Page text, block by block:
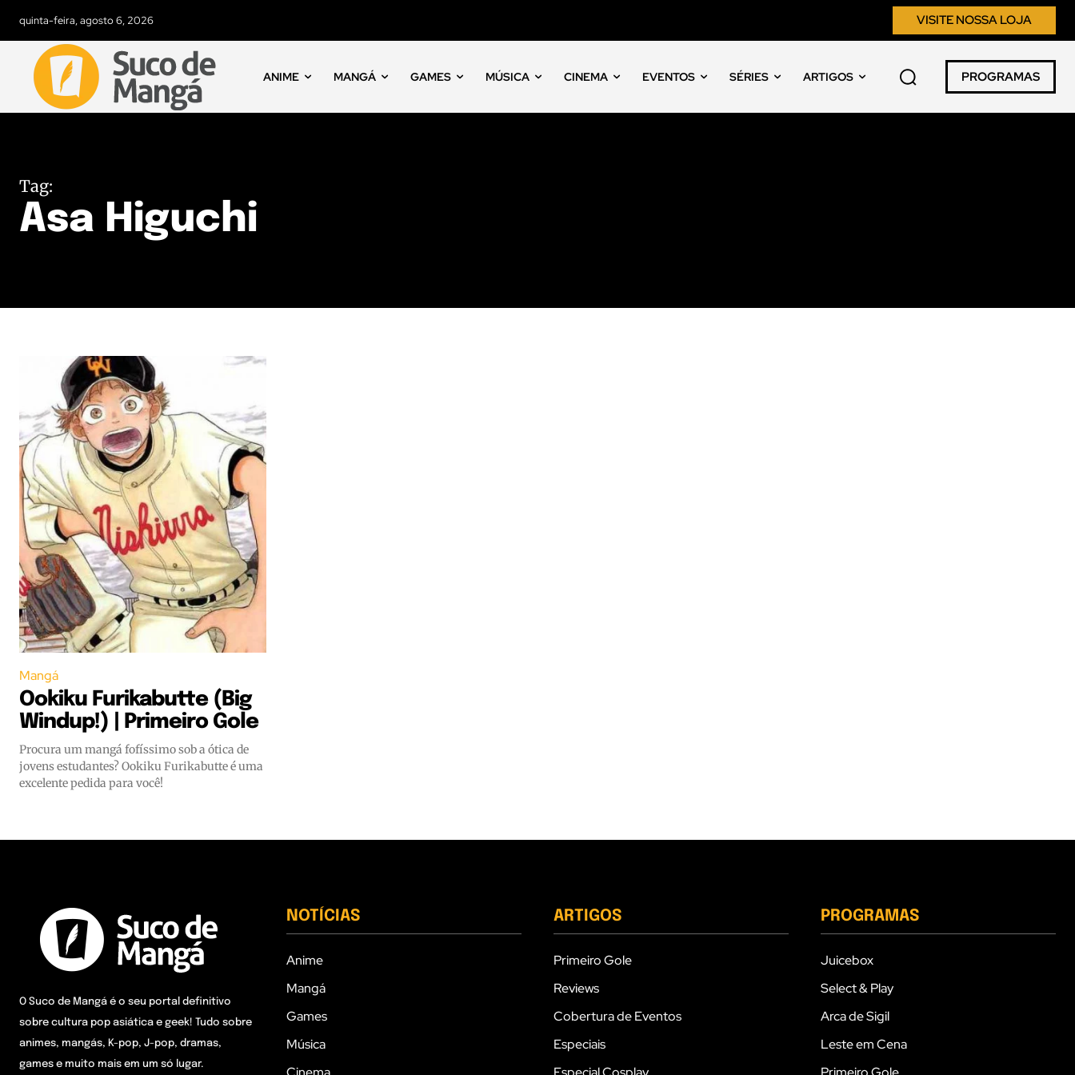
quinta-feira, agosto 6, 2026 VISITE NOSSA LOJA
ANIME MANGÁ GAMES MÚSICA CINEMA EVENTOS SÉRIES ARTIGOS PROGRAMAS
Tag:
Asa Higuchi
Mangá
Ookiku Furikabutte (Big
Windup!) | Primeiro Gole
Procura um mangá fofíssimo sob a ótica de
jovens estudantes? Ookiku Furikabutte é uma
excelente pedida para você!
O Suco de Mangá é o seu portal definitivo
sobre cultura pop asiática e geek! Tudo sobre
animes, mangás, K-pop, J-pop, dramas,
games e muito mais em um só lugar.
NOTÍCIAS
Anime
Mangá
Games
Música
ARTIGOS
Primeiro Gole
Reviews
Cobertura de Eventos
Especiais
PROGRAMAS
Juicebox
Select & Play
Arca de Sigil
Leste em Cena